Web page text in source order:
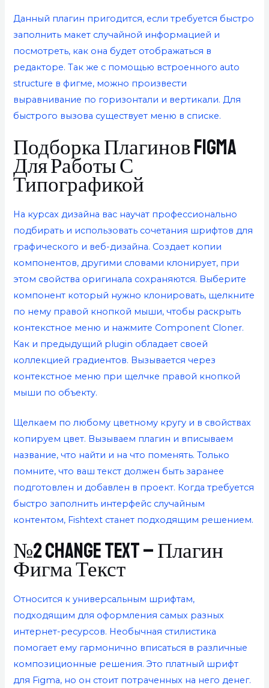
Данный плагин пригодится, если требуется быстро
заполнить макет случайной информацией и
посмотреть, как она будет отображаться в
редакторе. Так же с помощью встроенного auto
structure в фигме, можно произвести
выравнивание по горизонтали и вертикали. Для
быстрого вызова существует меню в списке.
Подборка Плагинов Figma
Для Работы С
Типографикой
На курсах дизайна вас научат профессионально
подбирать и использовать сочетания шрифтов для
графического и веб-дизайна. Создает копии
компонентов, другими словами клонирует, при
этом свойства оригинала сохраняются. Выберите
компонент который нужно клонировать, щелкните
по нему правой кнопкой мыши, чтобы раскрыть
контекстное меню и нажмите Component Cloner.
Как и предыдущий plugin обладает своей
коллекцией градиентов. Вызывается через
контекстное меню при щелчке правой кнопкой
мыши по объекту.
Щелкаем по любому цветному кругу и в свойствах
копируем цвет. Вызываем плагин и вписываем
название, что найти и на что поменять. Только
помните, что ваш текст должен быть заранее
подготовлен и добавлен в проект. Когда требуется
быстро заполнить интерфейс случайным
контентом, Fishtext станет подходящим решением.
№2 Change Text – Плагин
Фигма Текст
Относится к универсальным шрифтам,
подходящим для оформления самых разных
интернет-ресурсов. Необычная стилистика
помогает ему гармонично вписаться в различные
композиционные решения. Это платный шрифт
для Figma, но он стоит потраченных на него денег.